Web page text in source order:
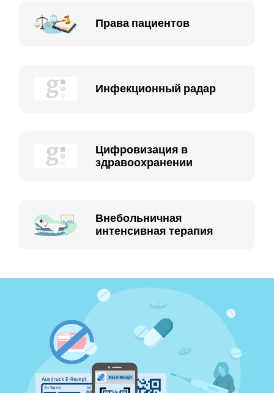
Права пациентов
Инфекционный радар
Цифровизация в
здравоохранении
Внебольничная
интенсивная терапия